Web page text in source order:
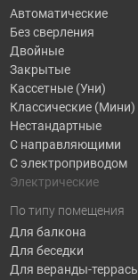
Автоматические
Без сверления
Двойные
Закрытые
Кассетные (Уни)
Классические (Мини)
Нестандартные
С направляющими
С электроприводом
Электрические
По типу помещения
Для балкона
Для беседки
Для веранды-